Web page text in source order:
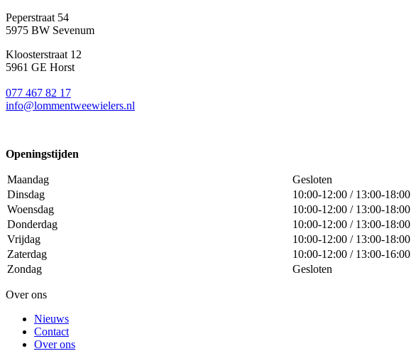
Peperstraat 54
5975 BW Sevenum
Kloosterstraat 12
5961 GE Horst
077 467 82 17
info@lommentweewielers.nl
Openingstijden
Maandag
Gesloten
Dinsdag
10:00-12:00 / 13:00-18:00
Woensdag
10:00-12:00 / 13:00-18:00
Donderdag
10:00-12:00 / 13:00-18:00
Vrijdag
10:00-12:00 / 13:00-18:00
Zaterdag
10:00-12:00 / 13:00-16:00
Zondag
Gesloten
Over ons
Nieuws
Contact
Over ons